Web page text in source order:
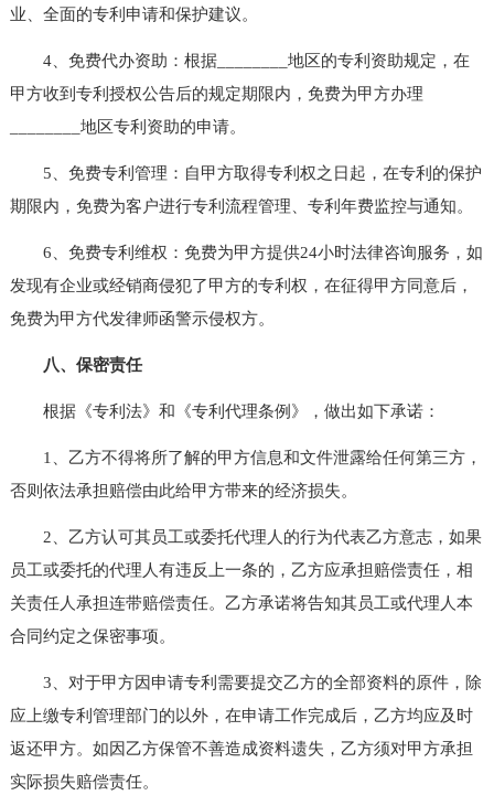
业、全面的专利申请和保护建议。
4、免费代办资助：根据________地区的专利资助规定，在
甲方收到专利授权公告后的规定期限内，免费为甲方办理
________地区专利资助的申请。
5、免费专利管理：自甲方取得专利权之日起，在专利的保护
期限内，免费为客户进行专利流程管理、专利年费监控与通知。
6、免费专利维权：免费为甲方提供24小时法律咨询服务，如
发现有企业或经销商侵犯了甲方的专利权，在征得甲方同意后，
免费为甲方代发律师函警示侵权方。
八、保密责任
根据《专利法》和《专利代理条例》，做出如下承诺：
1、乙方不得将所了解的甲方信息和文件泄露给任何第三方，
否则依法承担赔偿由此给甲方带来的经济损失。
2、乙方认可其员工或委托代理人的行为代表乙方意志，如果
员工或委托的代理人有违反上一条的，乙方应承担赔偿责任，相
关责任人承担连带赔偿责任。乙方承诺将告知其员工或代理人本
合同约定之保密事项。
3、对于甲方因申请专利需要提交乙方的全部资料的原件，除
应上缴专利管理部门的以外，在申请工作完成后，乙方均应及时
返还甲方。如因乙方保管不善造成资料遗失，乙方须对甲方承担
实际损失赔偿责任。